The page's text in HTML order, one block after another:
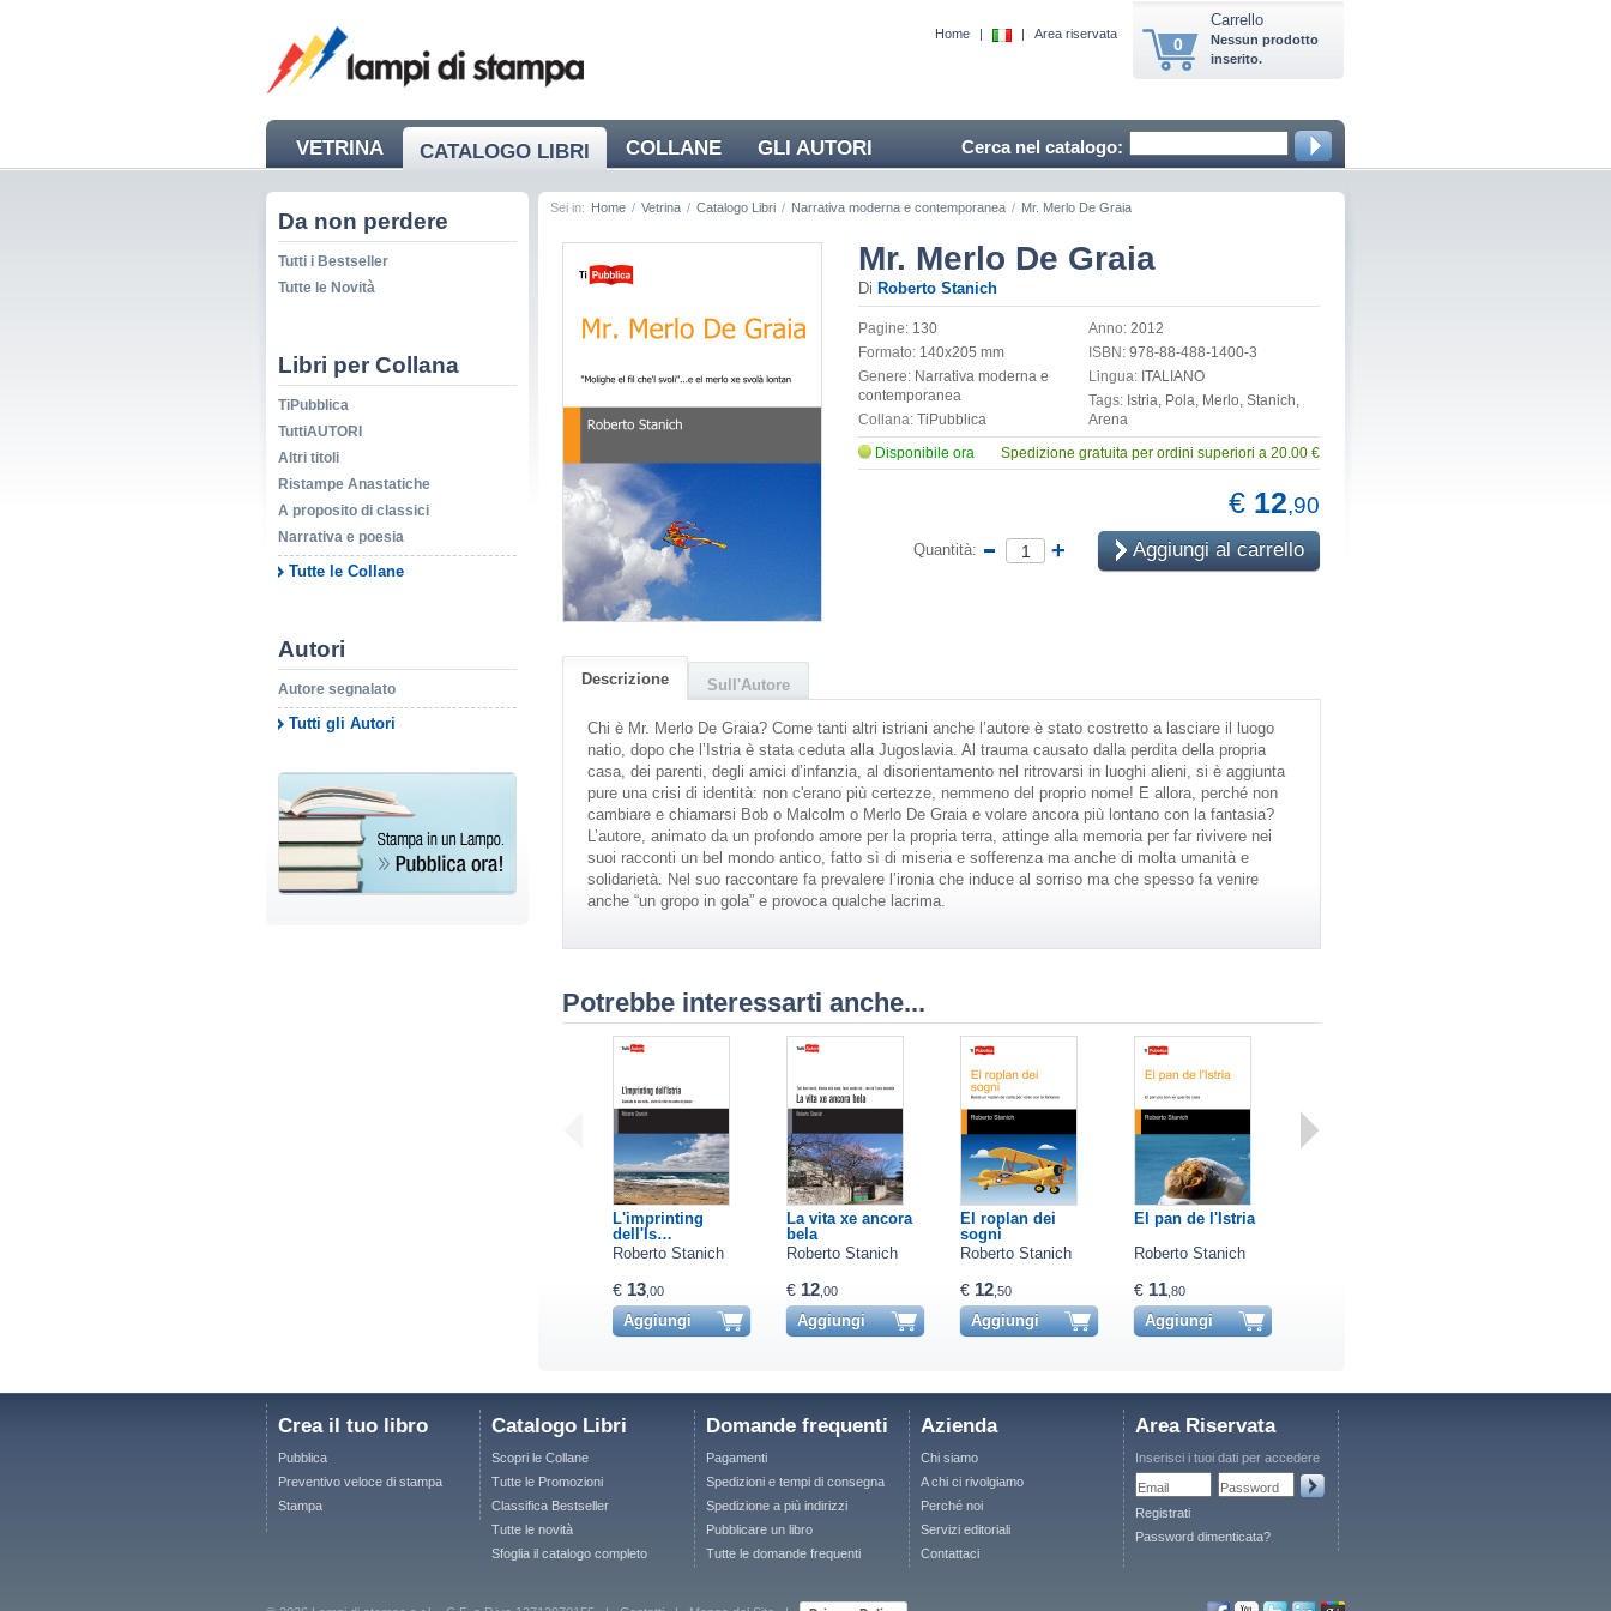
Home | | Area riservata
0
Carrello
Nessun prodotto
inserito.
Cerca nel catalogo:
VETRINA CATALOGO LIBRI COLLANE GLI AUTORI
NEWS
Da non perdere
Tutti i Bestseller
Tutte le Novità
Libri per Collana
TiPubblica
TuttiAUTORI
Altri titoli
Ristampe Anastatiche
A proposito di classici
Narrativa e poesia
Tutte le Collane
Autori
Autore segnalato
Tutti gli Autori
Sei in: Home / Vetrina / Catalogo Libri / Narrativa moderna e contemporanea / Mr. Merlo De Graia
Mr. Merlo De Graia
Di Roberto Stanich
Pagine: 130
Formato: 140x205 mm
Genere: Narrativa moderna e
contemporanea
Collana: TiPubblica
Anno: 2012
ISBN: 978-88-488-1400-3
Lingua: ITALIANO
Tags: Istria, Pola, Merlo, Stanich,
Arena
Spedizione gratuita per ordini superiori a 20.00 €
Disponibile ora
€ 12,90
Aggiungi al carrello
Quantità:
Descrizione Sull'Autore
Chi è Mr. Merlo De Graia? Come tanti altri istriani anche l’autore è stato costretto a lasciare il luogo
natio, dopo che l’Istria è stata ceduta alla Jugoslavia. Al trauma causato dalla perdita della propria
casa, dei parenti, degli amici d’infanzia, al disorientamento nel ritrovarsi in luoghi alieni, si è aggiunta
pure una crisi di identità: non c'erano più certezze, nemmeno del proprio nome! E allora, perché non
cambiare e chiamarsi Bob o Malcolm o Merlo De Graia e volare ancora più lontano con la fantasia?
L’autore, animato da un profondo amore per la propria terra, attinge alla memoria per far rivivere nei
suoi racconti un bel mondo antico, fatto sì di miseria e sofferenza ma anche di molta umanità e
solidarietà. Nel suo raccontare fa prevalere l’ironia che induce al sorriso ma che spesso fa venire
anche “un gropo in gola” e provoca qualche lacrima.
Potrebbe interessarti anche...
L'imprinting
dell'Is…
Roberto Stanich
€ 13,00
Aggiungi
La vita xe ancora
bela
Roberto Stanich
€ 12,00
Aggiungi
El roplan dei
sogni
Roberto Stanich
€ 12,50
Aggiungi
El pan de l'Istria
Roberto Stanich
€ 11,80
Aggiungi
Crea il tuo libro
Pubblica
Preventivo veloce di stampa
Stampa
Catalogo Libri
Scopri le Collane
Tutte le Promozioni
Classifica Bestseller
Tutte le novità
Sfoglia il catalogo completo
Domande frequenti
Pagamenti
Spedizioni e tempi di consegna
Spedizione a più indirizzi
Pubblicare un libro
Tutte le domande frequenti
Azienda
Chi siamo
A chi ci rivolgiamo
Perché noi
Servizi editoriali
Contattaci
Area Riservata
Inserisci i tuoi dati per accedere
Email
Password
Registrati
Password dimenticata?